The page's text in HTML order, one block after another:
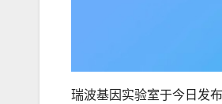
瑞波基因实验室于今日发